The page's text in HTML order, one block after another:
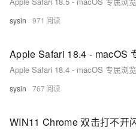
sysin 971
sysin 767